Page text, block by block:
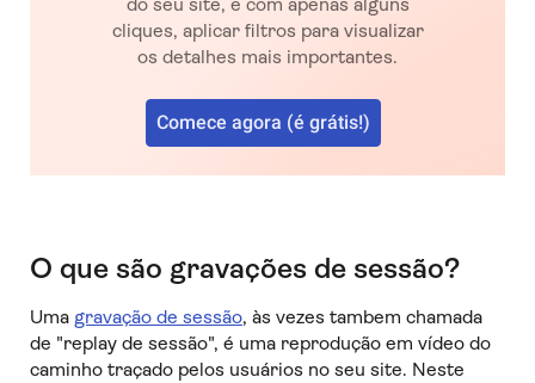
do seu site, e com apenas alguns
cliques, aplicar filtros para visualizar
os detalhes mais importantes.
Comece agora (é grátis!)
O que são gravações de sessão?
Uma gravação de sessão, às vezes tambem chamada
de "replay de sessão", é uma reprodução em vídeo do
caminho traçado pelos usuários no seu site. Neste